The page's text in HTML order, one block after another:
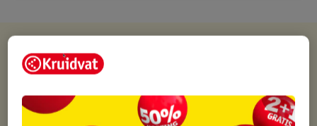
Kruidvat is altijd voordelig
Op werkdagen voor 22:00 uur besteld, volgende dag in huis
Gratis thuisbezorgd vanaf 50.00